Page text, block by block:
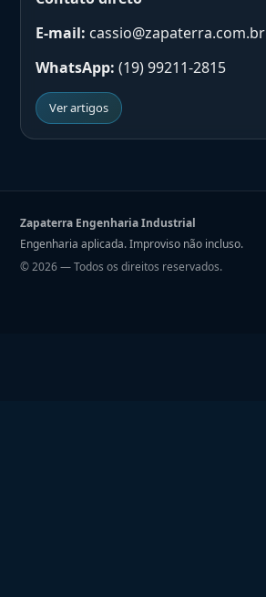
E-mail: cassio@zapaterra.com.br
WhatsApp: (19) 99211-2815
Ver artigos
Zapaterra Engenharia Industrial
Engenharia aplicada. Improviso não incluso.
©2026— Todos os direitos reservados.